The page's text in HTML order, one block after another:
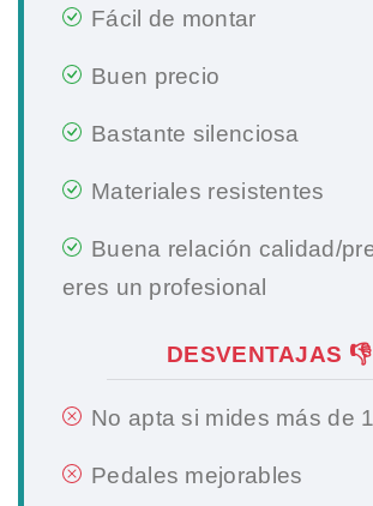
Fácil de montar
Buen precio
Bastante silenciosa
Materiales resistentes
Buena relación calidad/
eres un profesional
DESVENTAJAS 👎
No apta si mides más de
Pedales mejorables